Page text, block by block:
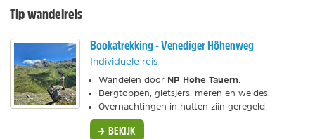
Tip wandelreis
Bookatrekking - Venediger Höhenweg
Individuele reis
Wandelen door NP Hohe Tauern
Bergtoppen, gletsjers, meren en weides.
Overnachtingen in hutten zijn geregeld.
BEKIJK